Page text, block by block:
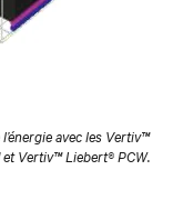
avec les Vertiv™
Vertiv™ Liebert® PCW.